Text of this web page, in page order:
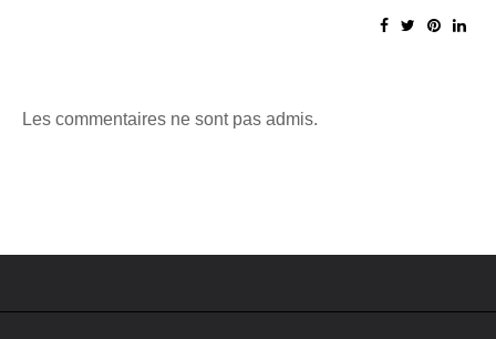
Les commentaires ne sont pas admis.